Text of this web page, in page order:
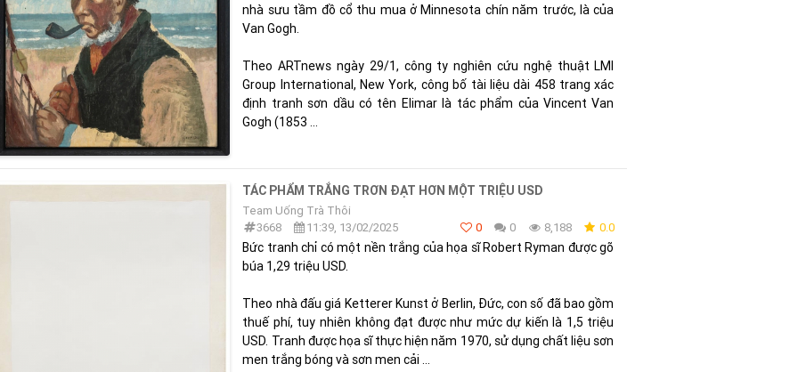
nhà sưu tầm đồ cổ thu mua ở Minnesota chín năm trước, là của
Van Gogh.
Theo ARTnews ngày 29/1, công ty nghiên cứu nghệ thuật LMI
Group International, New York, công bố tài liệu dài 458 trang xác
định tranh sơn dầu có tên Elimar là tác phẩm của Vincent Van
Gogh (1853 ...
TÁC PHẨM TRẮNG TRƠN ĐẠT HƠN MỘT TRIỆU USD
Team Uống Trà Thôi
3668
11:39, 13/02/2025 0 0 8,188 0.0
Bức tranh chỉ có một nền trắng của họa sĩ Robert Ryman được gõ
búa 1,29 triệu USD.
Theo nhà đấu giá Ketterer Kunst ở Berlin, Đức, con số đã bao gồm
thuế phí, tuy nhiên không đạt được như mức dự kiến là 1,5 triệu
USD. Tranh được họa sĩ thực hiện năm 1970, sử dụng chất liệu sơn
men trắng bóng và sơn men cải ...